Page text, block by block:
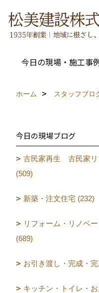
今日の現場・施工事
ホーム スタッフブロ
今日の現場ブログ
古民家再生 古民家リ
(509)
新築・注文住宅 (232)
リフォーム・リノベ
(689)
お引き渡し・完成・
キッチン・トイレ・